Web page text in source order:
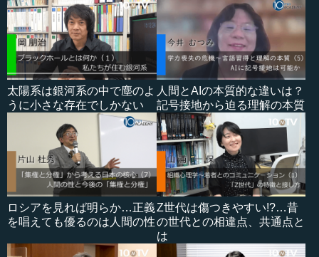
太陽系は銀河系の中で塵のよ
うに小さな存在でしかない
人間とAIの本質的な違いは？
記号接地から迫る理解の本質
ロシアを見れば明らか…正義
を唱えても優るのは人間の性
Z世代は傷つきやすい!?…昔
の世代との相違点、共通点と
は